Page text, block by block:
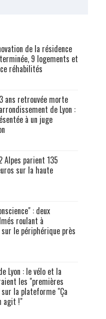
de la résidence
9 logements et
réhabilités
ans retrouvée morte
de Lyon :
à un juge
Alpes parient 135
sur la haute
: deux
roulant à
le périphérique près
Lyon : le vélo et la
les "premières
la plateforme "Ça
agit !"